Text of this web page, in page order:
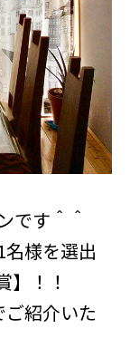
です＾＾
様を選出
】！！
紹介いた